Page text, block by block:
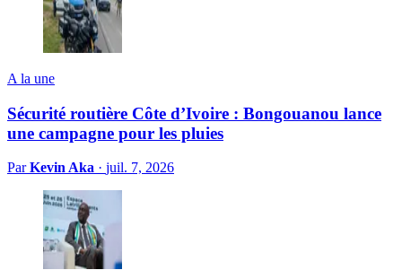
A la une
Sécurité routière Côte d’Ivoire : Bongouanou lance
une campagne pour les pluies
ParKevin Aka · juil. 7, 2026